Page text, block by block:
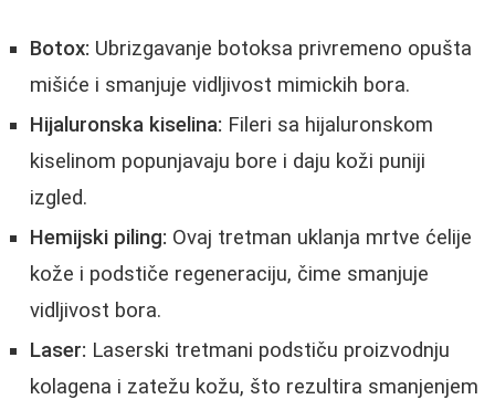
Botox: Ubrizgavanje botoksa privremeno opušta
mišiće i smanjuje vidljivost mimickih bora.
Hijaluronska kiselina: Fileri sa hijaluronskom
kiselinom popunjavaju bore i daju koži puniji
izgled.
Hemijski piling: Ovaj tretman uklanja mrtve ćelije
kože i podstiče regeneraciju, čime smanjuje
vidljivost bora.
Laser: Laserski tretmani podstiču proizvodnju
kolagena i zatežu kožu, što rezultira smanjenjem